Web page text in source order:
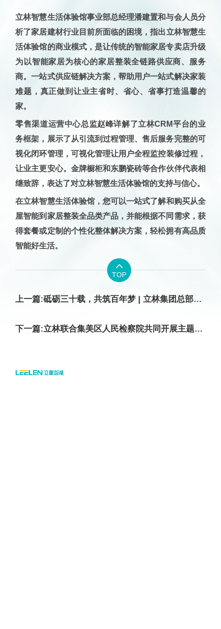
立林智慧生活体验馆事业部总经理潘建置和与会人员分
析了家居建材行业目前所面临的困境，指出立林智慧生
活体验馆的商业模式，是让传统的智能家居专卖店升级
为以智能家居为核心的家居整装全链路供应商、服务
商。一站式供应链解决方案，帮助用户一站式解决家装
难题，真正做到让业主省时、省心、省事打造温馨的
家。
零售渠道运营中心总监赵峰详解了立林CRM平台的业
务框架，展示了从引流到过程管理、售后服务完整的可
视化闭环管理， 可视化管理让用户全程监控装修过程，
让业主更安心。金牌橱柜和东鹏瓷砖等合作伙伴代表相
继致辞，表达了对立林智慧生活体验馆的支持与信心。
在立林智慧生活体验馆，您可以一站式了解和购买从全
屋智能到家居整装全品类产品，并能根据不同需求，获
得套餐或定制的个性化整体解决方案 ，轻松拥有高品质
智能好生活。

TOP
上一篇:砥砺三十载，共筑百年梦 | 立林集团总部喜迁新址，开启新起点新征程
下一篇:立林联合集美区人民检察院共同开展主题活动，与宪法同行